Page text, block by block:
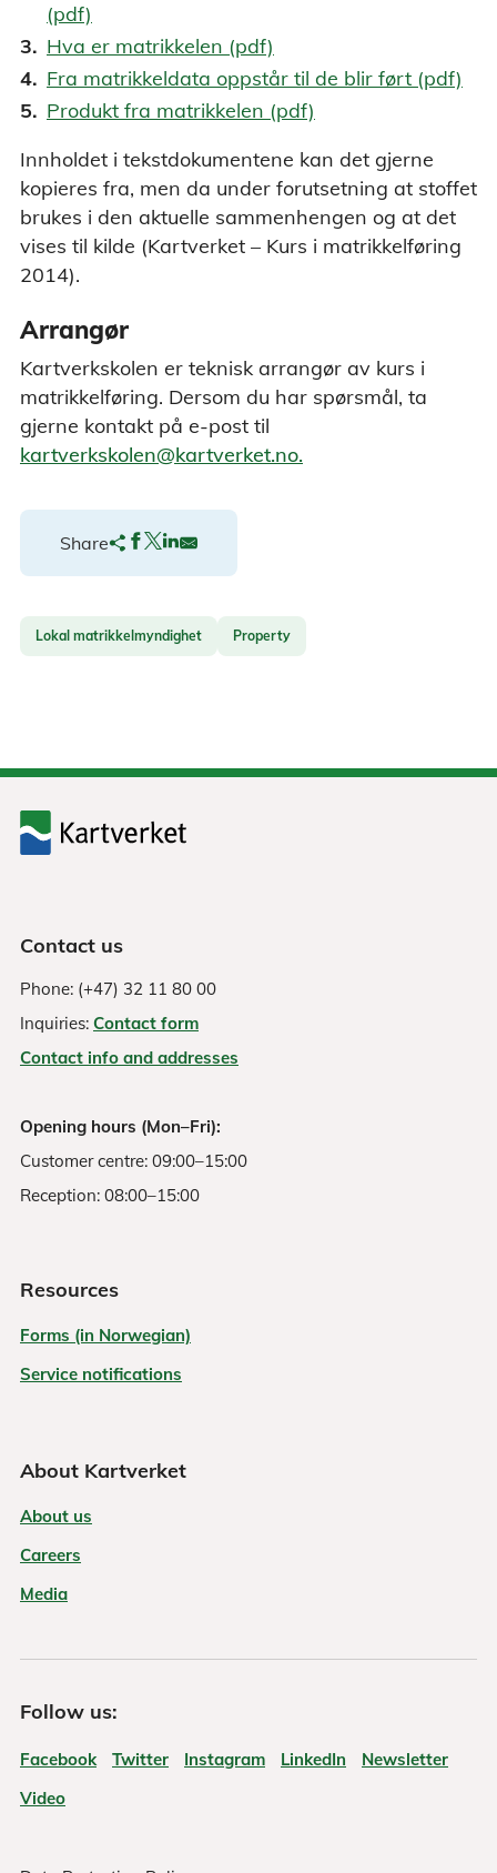
(pdf)
Hva er matrikkelen (pdf)
Fra matrikkeldata oppstår til de blir ført (pdf)
Produkt fra matrikkelen (pdf)
Innholdet i tekstdokumentene kan det gjerne
kopieres fra, men da under forutsetning at stoffet
brukes i den aktuelle sammenhengen og at det
vises til kilde (Kartverket – Kurs i matrikkelføring
2014).
Arrangør
Kartverkskolen er teknisk arrangør av kurs i
matrikkelføring. Dersom du har spørsmål, ta
gjerne kontakt på e-post til
kartverkskolen@kartverket.no.
Share
Lokal matrikkelmyndighet Property
Contact us
Phone: (+47) 32 11 80 00
Inquiries: Contact form
Contact info and addresses
Opening hours (Mon–Fri):
Customer centre: 09:00–15:00
Reception: 08:00–15:00
Resources
Forms (in Norwegian)
Service notifications
About Kartverket
About us
Careers
Media
Follow us:
Facebook Twitter Instagram LinkedIn
Newsletter
Video